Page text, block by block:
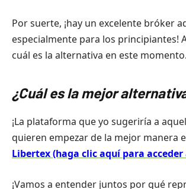
Por suerte, ¡hay un excelente bróker
especialmente para los principiantes!
cuál es la alternativa en este momento.
¿Cuál es la mejor
¡La plataforma que yo sugeriría a
quieren empezar de la mejor manera
Libertex (haga clic aquí para
¡Vamos a entender juntos por qué